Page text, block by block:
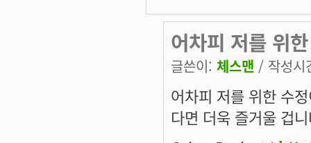
어차피 저를 위한
글쓴이: 체스맨 / 작성
어차피 저를 위한 수
다면 더욱 즐거울 겁